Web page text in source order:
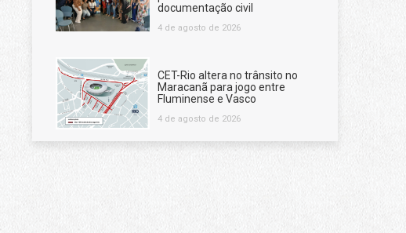
documentação civil
4 de agosto de 2026
CET-Rio altera no trânsito no
Maracanã para jogo entre
Fluminense e Vasco
4 de agosto de 2026